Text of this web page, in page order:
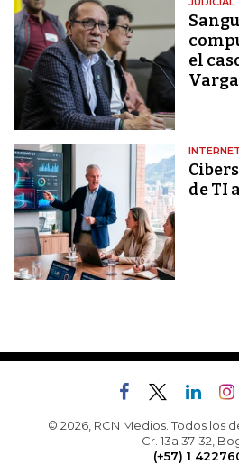
el
de TI
© 2026, RCN Medios. Todos los
Cr. 13a 37-32,
(+57) 1